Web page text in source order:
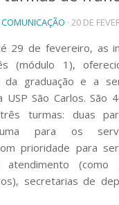
e Projetos em Rede
· 20 DE
29 de fevereiro, as
(módulo 1),
da graduação e a
USP São Carlos. São
turmas: duas
para os
prioridade para
(como
secretarias de